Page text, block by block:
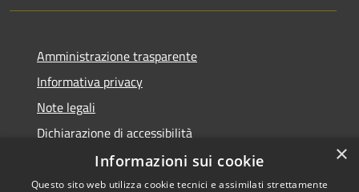
Amministrazione trasparente
Informativa privacy
Note legali
Dichiarazione di accessibilità
×
Informazioni sui cookie
Questo sito web utilizza cookie tecnici e assimilati strettamente